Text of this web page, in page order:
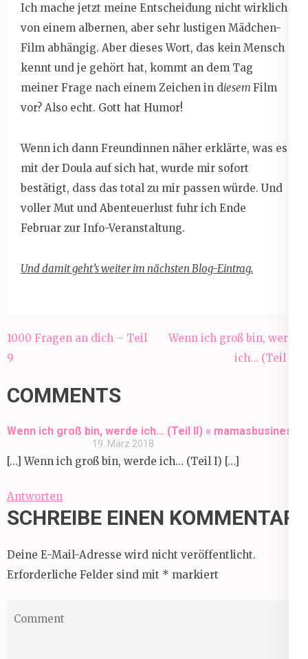
Ich mache jetzt meine Entscheidung nicht wirklich
von einem albernen, aber sehr lustigen Mädchen-
Film abhängig. Aber dieses Wort, das kein Mensch
kennt und je gehört hat, kommt an dem Tag
meiner Frage nach einem Zeichen in diesem Film
vor? Also echt. Gott hat Humor!
Wenn ich dann Freundinnen näher erklärte, was es
mit der Doula auf sich hat, wurde mir sofort
bestätigt, dass das total zu mir passen würde. Und
voller Mut und Abenteuerlust fuhr ich Ende
Februar zur Info-Veranstaltung.
Und damit geht’s weiter im nächsten Blog-Eintrag.
Beitragsnavigation
1000 Fragen an dich – Teil
9
Wenn ich groß bin, werde
ich… (Teil II)
COMMENTS
Wenn ich groß bin, werde ich… (Teil II) « mamasbusiness
19. März 2018
[…] Wenn ich groß bin, werde ich… (Teil I) […]
Antworten
SCHREIBE EINEN KOMMENTAR
Deine E-Mail-Adresse wird nicht veröffentlicht.
Erforderliche Felder sind mit * markiert